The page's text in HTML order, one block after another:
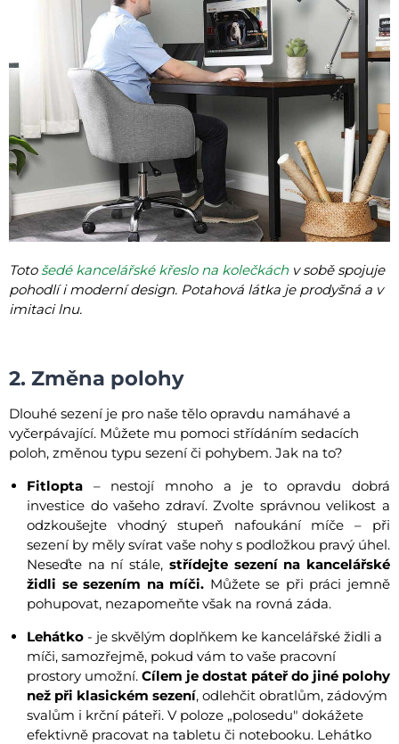
Toto šedé kancelářské křeslo na kolečkách v sobě spojuje
pohodlí i moderní design. Potahová látka je prodyšná a v
imitaci lnu.
2. Změna polohy
Dlouhé sezení je pro naše tělo opravdu namáhavé a
vyčerpávající. Můžete mu pomoci střídáním sedacích
poloh, změnou typu sezení či pohybem. Jak na to?
Fitlopta – nestojí mnoho a je to opravdu dobrá
investice do vašeho zdraví. Zvolte správnou velikost a
odzkoušejte vhodný stupeň nafoukání míče – při
sezení by měly svírat vaše nohy s podložkou pravý úhel.
Neseďte na ní stále, střídejte sezení na kancelářské
židli se sezením na míči. Můžete se při práci jemně
pohupovat, nezapomeňte však na rovná záda.
Lehátko - je skvělým doplňkem ke kancelářské židli a
míči, samozřejmě, pokud vám to vaše pracovní
prostory umožní. Cílem je dostat páteř do jiné polohy
než při klasickém sezení, odlehčit obratlům, zádovým
svalům i krční páteři. V poloze „polosedu" dokážete
efektivně pracovat na tabletu či notebooku. Lehátko